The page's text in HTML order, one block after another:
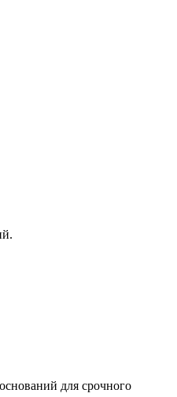
для срочного